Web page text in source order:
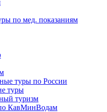
по мед. показаниям
туры по России
туры
туризм
КавМинВодам